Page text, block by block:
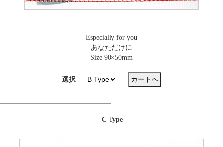
Especially for you
あなただけに
Size 90×50mm
選択
C Type